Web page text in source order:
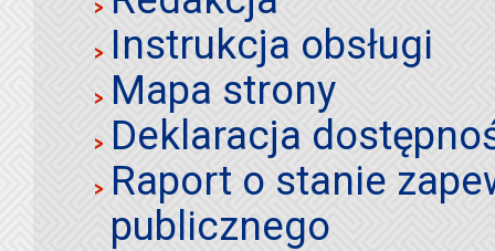
Instrukcja obsługi
Mapa strony
Deklaracja
Raport o stanie
publicznego